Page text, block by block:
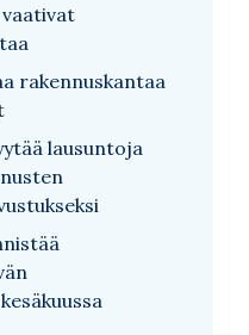
rakennuskantaa
lausuntoja